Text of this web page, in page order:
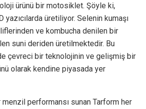
ürünü bir motosiklet. Şöyle ki,
yazıcılarda üretiliyor. Selenin kumaşı
ve kombucha denilen bir
suni deriden üretilmektedir. Bu
çevreci bir teknolojinin ve gelişmiş bir
olarak kendine piyasada yer
performansı sunan Tarform her